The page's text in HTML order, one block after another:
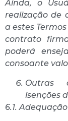
Ainda, o
realização de
a estes
contrato
poderá
consoante
Outras
isenções
6.1.